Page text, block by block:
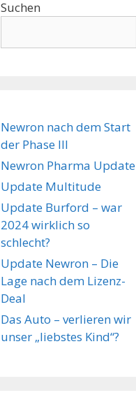
Suchen
Newron nach dem Start
der Phase III
Newron Pharma Update
Update Multitude
Update Burford – war
2024 wirklich so
schlecht?
Update Newron – Die
Lage nach dem Lizenz-
Deal
Das Auto – verlieren wir
unser „liebstes Kind“?